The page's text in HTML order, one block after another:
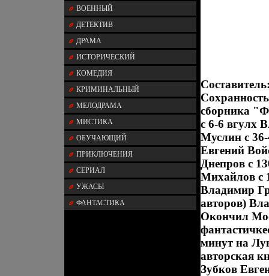
ВОЕННЫЙ
ДЕТЕКТИВ
ДРАМА
ИСТОРИЧЕСКИЙ
КОМЕДИЯ
КРИМИНАЛЬНЫЙ
МЕЛОДРАМА
МИСТИКА
ОБУЧАЮЩИЙ
ПРИКЛЮЧЕНИЯ
СЕРИАЛ
УЖАСЫ
ФАНТАСТИКА
сборника
c 6-6 вгулх
Муслин c
Евгений
Днепров c
Михайлов c
Владимир
авторов)
Окончил
минут на
авторская
Зубков